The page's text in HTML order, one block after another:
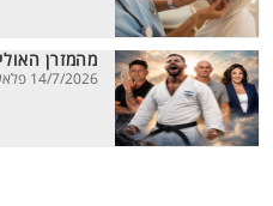
מהמזרן
14/7/2026 פלאשנט לוקאלי